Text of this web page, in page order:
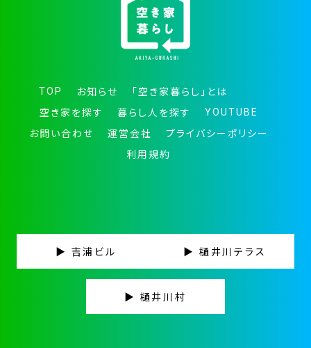
TOP お知らせ
「空き家暮らし」とは
空き家を探す
暮らし人を探す
YOUTUBE
お問い合わせ
運営会社
プライバシーポリシー
利用規約
▶ 吉浦ビル ▶ 樋井川テラス
▶ 樋井川村